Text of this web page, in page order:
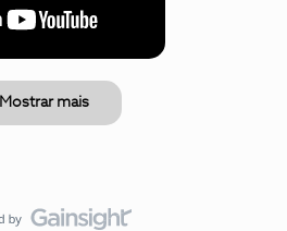
Mostrar mais